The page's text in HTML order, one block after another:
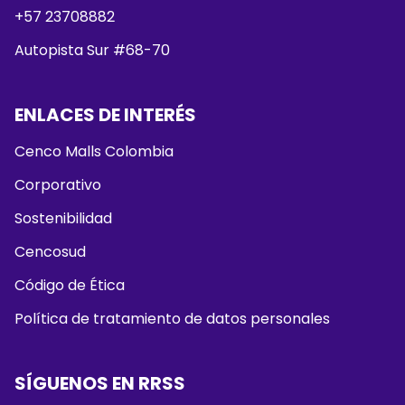
+57 23708882
Autopista Sur #68-70
ENLACES DE INTERÉS
Cenco Malls Colombia
Corporativo
Sostenibilidad
Cencosud
Código de Ética
Política de tratamiento de datos personales
SÍGUENOS EN RRSS